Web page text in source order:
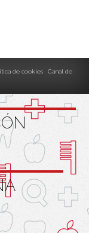
de cookies
Canal de